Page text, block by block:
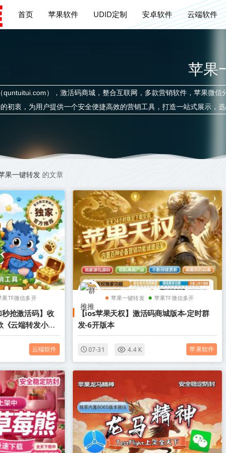
首页 苹果软件 UDID定制 安卓软件 云端软件
苹果
quntuitui.com），激活码商城，整合互联网，多款营销软件，苹果微
初衷，为用户提供一个安全便捷高效的营销工具，打造一站式展示，
果一键转发 的文章
果TF微信多开
秒抢激活码】收
云端转发小怪
云端软件
苹果一键转发 苹果TF微信多开
【ios苹果天权】激活码商城版本-定时群
发-6开版本
07-31 4.4 K 苹果软件